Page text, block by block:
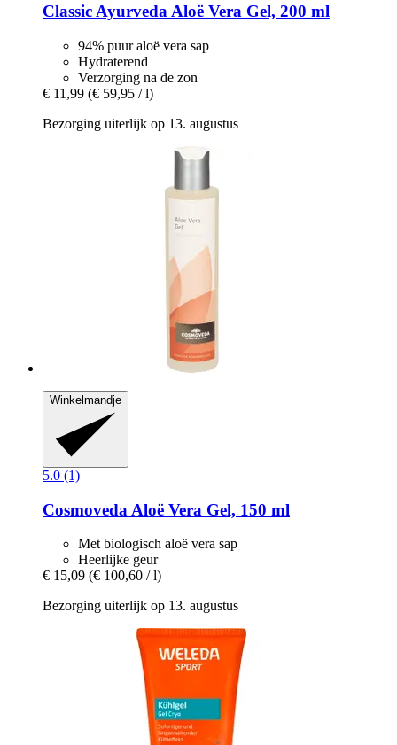
Classic Ayurveda Aloë Vera Gel, 200 ml
94% puur aloë vera sap
Hydraterend
Verzorging na de zon
€ 11,99 (€ 59,95 / l)
Bezorging uiterlijk op 13. augustus
Winkelmandje
5.0 (1)
Cosmoveda Aloë Vera Gel, 150 ml
Met biologisch aloë vera sap
Heerlijke geur
€ 15,09 (€ 100,60 / l)
Bezorging uiterlijk op 13. augustus